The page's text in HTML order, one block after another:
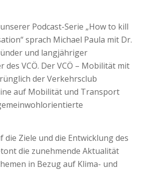
Podcast-Serie „How to kill
sprach Michael Paula mit Dr.
und langjähriger
des VCÖ. Der VCÖ – Mobilität mit
der Verkehrsclub
auf Mobilität und Transport
die Ziele und die Entwicklung des
die zunehmende Aktualität
in Bezug auf Klima- und